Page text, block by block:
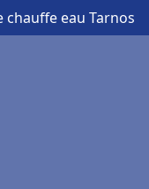
eau Tarnos